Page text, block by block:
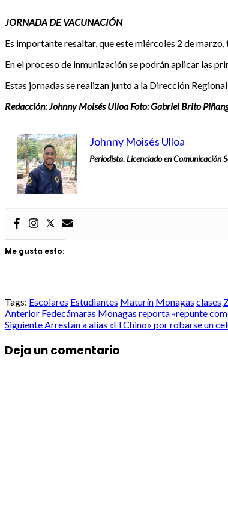
JORNADA DE VACUNACIÓN
Es importante resaltar, que este miércoles 2 de
En el proceso de inmunización se podrán aplicar las
Estas jornadas se realizan junto a la Dirección
Redacción: Johnny Moisés Ulloa Foto: Gabriel Brito
Johnny Moisés Ulloa
Periodista. Licenciado en
Me gusta esto:
Tags: Escolares Estudiantes Maturín Monagas clases
Post
Anterior Fedecámaras Monagas reporta «repunte
SiguienteArrestan a alias «El Chino» por robarse un
Deja un comentario